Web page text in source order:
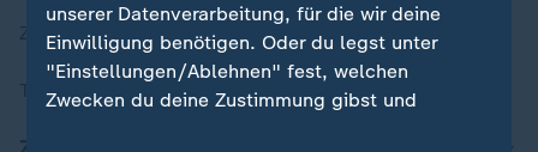
ZDFheute Stories
Themen im Überblick
unserer Datenverarbeitung, für die wir deine
Einwilligung benötigen. Oder du legst unter
"Einstellungen/Ablehnen" fest, welchen
Zwecken du deine Zustimmung gibst und